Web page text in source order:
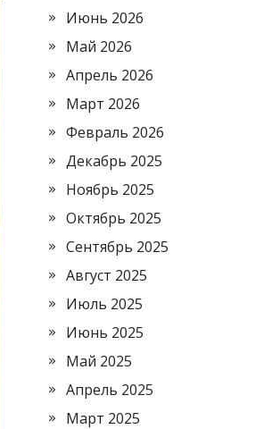
Июнь 2026
Май 2026
Апрель 2026
Март 2026
Февраль 2026
Декабрь 2025
Ноябрь 2025
Октябрь 2025
Сентябрь 2025
Август 2025
Июль 2025
Июнь 2025
Май 2025
Апрель 2025
Март 2025